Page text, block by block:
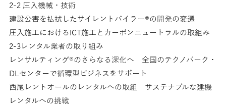
2-2 圧入機械・技術
建設公害を払拭したサイレントパイラー®の開発の変遷
圧入施工におけるICT施工とカーボンニュートラルの取組み
2-3レンタル業者の取り組み
レンサルティング®のさらなる深化へ 全国のテクノパーク・
DLセンターで循環型ビジネスをサポート
西尾レントオールのレンタルへの取組 サステナブルな建機
レンタルへの挑戦